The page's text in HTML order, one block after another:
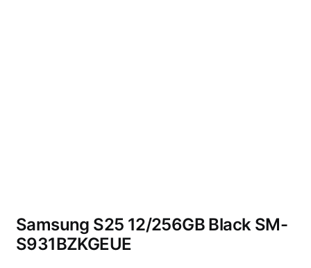
Samsung S25 12/256GB Black SM-
S931BZKGEUE